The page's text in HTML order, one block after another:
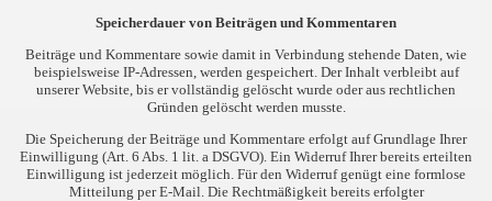
Speicherdauer von Beiträgen und Kommentaren
Beiträge und Kommentare sowie damit in Verbindung stehende Daten, wie
beispielsweise IP-Adressen, werden gespeichert. Der Inhalt verbleibt auf
unserer Website, bis er vollständig gelöscht wurde oder aus rechtlichen
Gründen gelöscht werden musste.
Die Speicherung der Beiträge und Kommentare erfolgt auf Grundlage Ihrer
Einwilligung (Art. 6 Abs. 1 lit. a DSGVO). Ein Widerruf Ihrer bereits erteilten
Einwilligung ist jederzeit möglich. Für den Widerruf genügt eine formlose
Mitteilung per E-Mail. Die Rechtmäßigkeit bereits erfolgter